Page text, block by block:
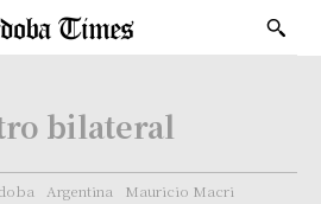
bilateral
Argentina
Mauricio Macri